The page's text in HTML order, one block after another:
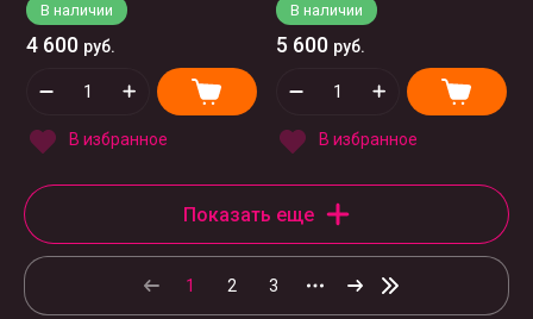
В наличии
4 600 руб.
В избранное
В наличии
5 600 руб.
В избранное
Показать еще
1 2 3